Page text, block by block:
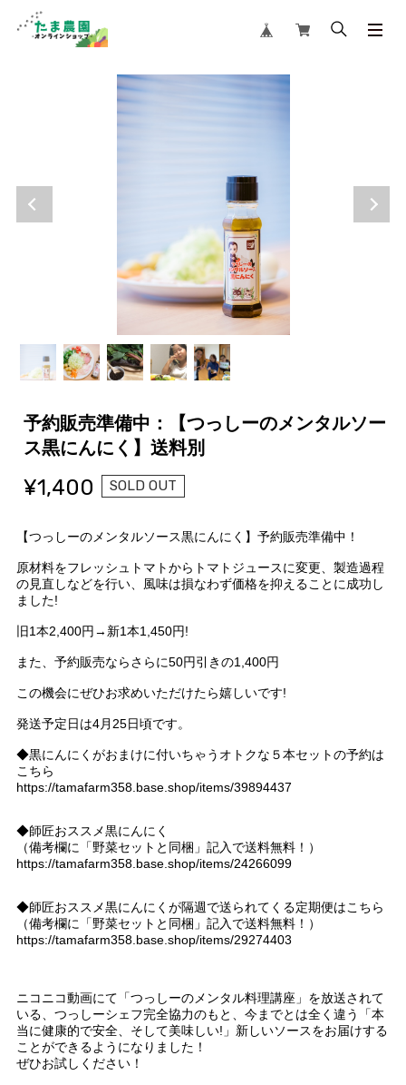
予約販売準備中：【つっしーのメンタルソー
ス黒にんにく】送料別
¥1,400 SOLD OUT
【つっしーのメンタルソース黒にんにく】予約販売準備中！
原材料をフレッシュトマトからトマトジュースに変更、製造過程
の見直しなどを行い、風味は損なわず価格を抑えることに成功し
ました!
旧1本2,400円→新1本1,450円!
また、予約販売ならさらに50円引きの1,400円
この機会にぜひお求めいただけたら嬉しいです!
発送予定日は4月25日頃です。
◆黒にんにくがおまけに付いちゃうオトクな５本セットの予約は
こちら
https://tamafarm358.base.shop/items/39894437
◆師匠おススメ黒にんにく
（備考欄に「野菜セットと同梱」記入で送料無料！）
https://tamafarm358.base.shop/items/24266099
◆師匠おススメ黒にんにくが隔週で送られてくる定期便はこちら
（備考欄に「野菜セットと同梱」記入で送料無料！）
https://tamafarm358.base.shop/items/29274403
ニコニコ動画にて「つっしーのメンタル料理講座」を放送されて
いる、つっしーシェフ完全協力のもと、今までとは全く違う「本
当に健康的で安全、そして美味しい!」新しいソースをお届けする
ことができるようになりました！
ぜひお試しください！